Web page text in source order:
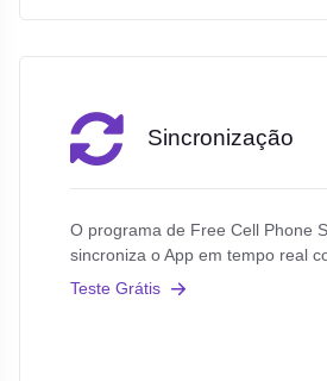
Sincronização
O programa de Free Cell Phone
sincroniza o App em tempo real
Teste Grátis